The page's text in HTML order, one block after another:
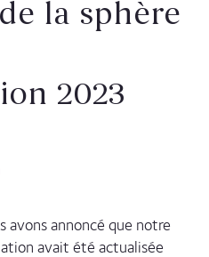
la sphère
2023
avons annoncé que notre
avait été actualisée